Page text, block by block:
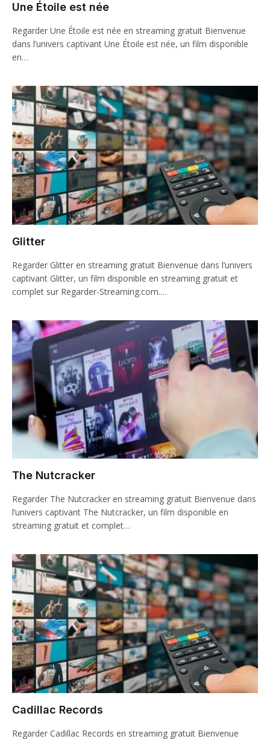
Une Étoile est née
Regarder Une Étoile est née en streaming gratuit Bienvenue
dans l’univers captivant Une Étoile est née, un film disponible
en…
Glitter
Regarder Glitter en streaming gratuit Bienvenue dans l’univers
captivant Glitter, un film disponible en streaming gratuit et
complet sur Regarder-Streaming.com.…
The Nutcracker
Regarder The Nutcracker en streaming gratuit Bienvenue dans
l’univers captivant The Nutcracker, un film disponible en
streaming gratuit et complet…
Cadillac Records
Regarder Cadillac Records en streaming gratuit Bienvenue